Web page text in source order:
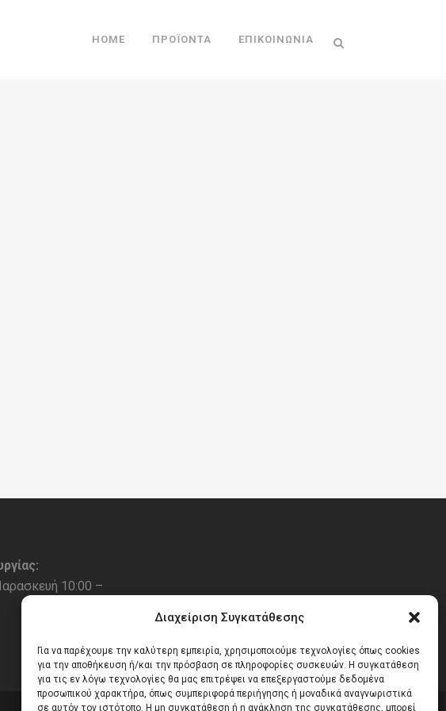
Διαχείριση Συγκατάθεσης
Για να παρέχουμε την καλύτερη εμπειρία, χρησιμοποιούμε τεχνολογίες όπως cookies
για την αποθήκευση ή/και την πρόσβαση σε πληροφορίες συσκευών. Η συγκατάθεση
για τις εν λόγω τεχνολογίες θα μας επιτρέψει να επεξεργαστούμε δεδομένα
προσωπικού χαρακτήρα, όπως συμπεριφορά περιήγησης ή μοναδικά αναγνωριστικά
σε αυτόν τον ιστότοπο. Η μη συγκατάθεση ή η ανάκληση της συγκατάθεσης, μπορεί
HOME ΠΡΟΪΌΝΤΑ ΕΠΙΚΟΙΝΩΝΊΑ
10:00 –